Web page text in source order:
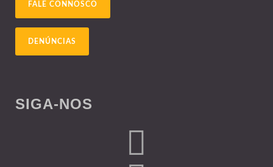
FALE CONNOSCO
DENÚNCIAS
SIGA-NOS